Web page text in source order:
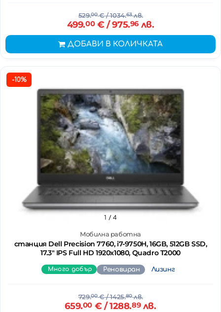
529.00€/ 1034.63лв.
499.00€ / 975.96лв.
ДОБАВИ В КОЛИЧКАТА
-10%
Мобилна работна
станция Dell Precision 7760, i7-9750H, 16GB, 512GB SSD,
17.3" IPS Full HD 1920x1080, Quadro T2000
1 / 4
Много добър Реновиран Лизинг
729.00€/ 1425.80лв.
659.00€ / 1288.89лв.